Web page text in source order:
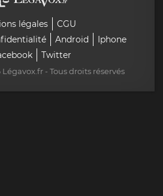
légales
CGU
Android
Iphone
Twitter
Légavox.fr - Tous droits réservés